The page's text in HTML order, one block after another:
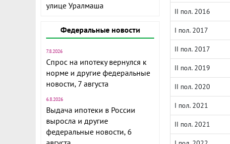
улице Уралмаша
Федеральные новости
7.8.2026
Спрос на ипотеку вернулся к
норме и другие федеральные
новости, 7 августа
6.8.2026
Выдача ипотеки в России
выросла и другие
федеральные новости, 6
II пол. 2016
I пол. 2017
II пол. 2017
II пол. 2019
II пол. 2020
I пол. 2021
II пол. 2021